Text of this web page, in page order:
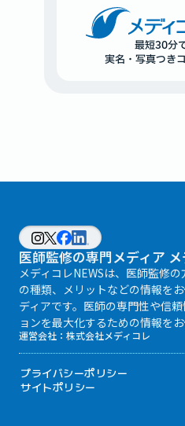
最短30分
実名・写真つき
医師監修の専門メディア
メディコレNEWSは、医師監修
の種類、メリットなどの情報を
ディアです。医師の専門性や信
ョンを最大化するための情報をお
運営会社： 株式会社メディコレ
プライバシーポリシー
サイトポリシー